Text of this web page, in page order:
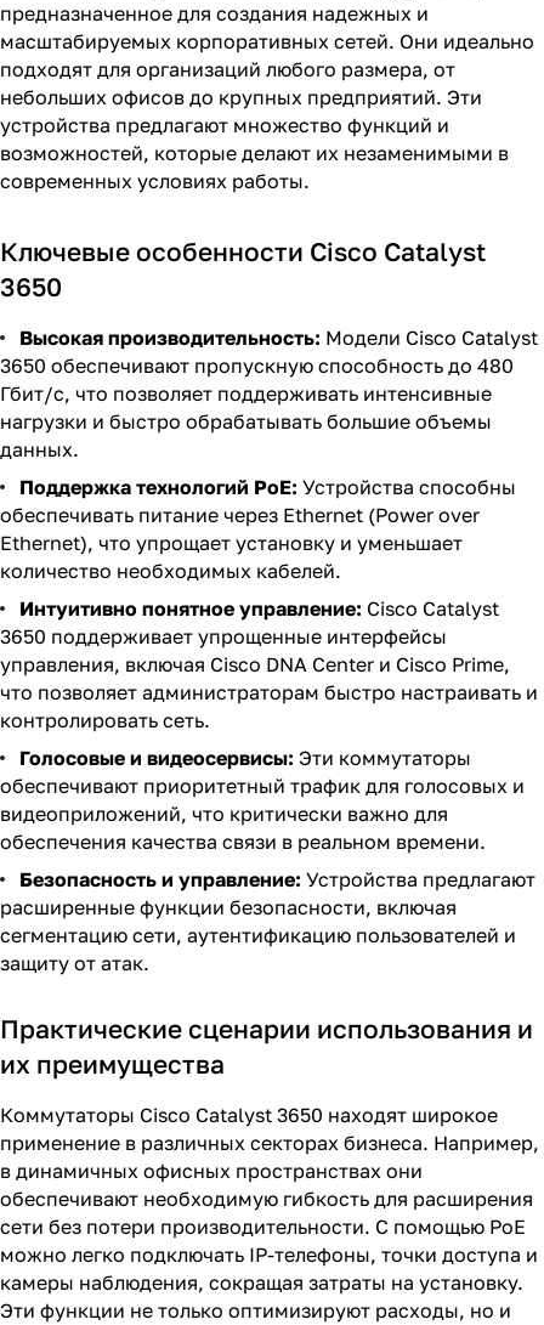
предназначенное для создания надежных и
масштабируемых корпоративных сетей. Они идеально
подходят для организаций любого размера, от
небольших офисов до крупных предприятий. Эти
устройства предлагают множество функций и
возможностей, которые делают их незаменимыми в
современных условиях работы.
Ключевые особенности Cisco Catalyst
3650
Высокая производительность: Модели Cisco Catalyst
3650 обеспечивают пропускную способность до 480
Гбит/с, что позволяет поддерживать интенсивные
нагрузки и быстро обрабатывать большие объемы
данных.
Поддержка технологий PoE: Устройства способны
обеспечивать питание через Ethernet (Power over
Ethernet), что упрощает установку и уменьшает
количество необходимых кабелей.
Интуитивно понятное управление: Cisco Catalyst
3650 поддерживает упрощенные интерфейсы
управления, включая Cisco DNA Center и Cisco Prime,
что позволяет администраторам быстро настраивать и
контролировать сеть.
Голосовые и видеосервисы: Эти коммутаторы
обеспечивают приоритетный трафик для голосовых и
видеоприложений, что критически важно для
обеспечения качества связи в реальном времени.
Безопасность и управление: Устройства предлагают
расширенные функции безопасности, включая
сегментацию сети, аутентификацию пользователей и
защиту от атак.
Практические сценарии использования и
их преимущества
Коммутаторы Cisco Catalyst 3650 находят широкое
применение в различных секторах бизнеса. Например,
в динамичных офисных пространствах они
обеспечивают необходимую гибкость для расширения
сети без потери производительности. С помощью PoE
можно легко подключать IP-телефоны, точки доступа и
камеры наблюдения, сокращая затраты на установку.
Эти функции не только оптимизируют расходы, но и